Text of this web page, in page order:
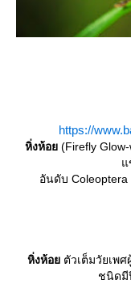
https://
หิ่งห้อ (Firefly
ข็
อันดับ
หิ่งห้อตัวเต็มวัยเพศ
ชนิดมี